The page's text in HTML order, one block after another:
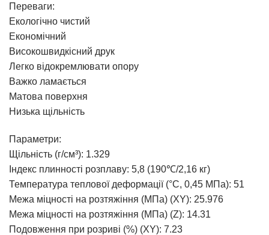
Переваги:
Екологічно чистий
Економічний
Високошвидкісний друк
Легко відокремлювати опору
Важко ламається
Матова поверхня
Низька щільність
Параметри:
Щільність (г/см³): 1.329
Індекс плинності розплаву: 5,8 (190℃/2,16 кг)
Температура теплової деформації (°C, 0,45 МПа): 51
Межа міцності на розтяжіння (МПа) (XY): 25.976
Межа міцності на розтяжіння (МПа) (Z): 14.31
Подовження при розриві (%) (XY): 7.23